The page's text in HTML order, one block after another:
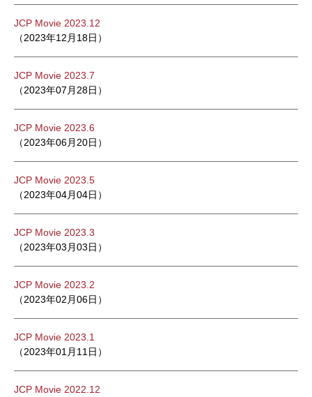
JCP Movie 2023.12
（2023年12月18日）
JCP Movie 2023.7
（2023年07月28日）
JCP Movie 2023.6
（2023年06月20日）
JCP Movie 2023.5
（2023年04月04日）
JCP Movie 2023.3
（2023年03月03日）
JCP Movie 2023.2
（2023年02月06日）
JCP Movie 2023.1
（2023年01月11日）
JCP Movie 2022.12